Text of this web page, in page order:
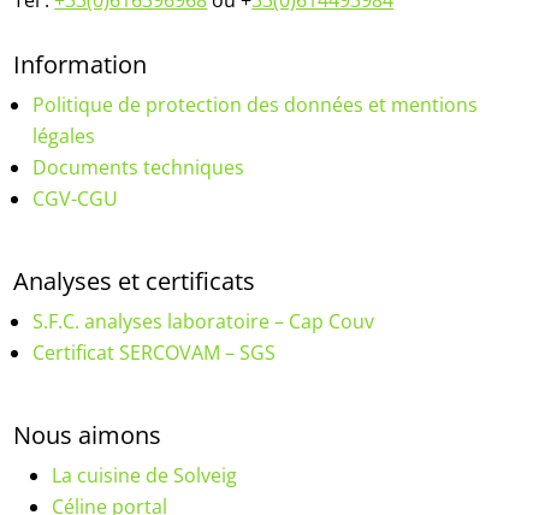
Information
Politique de protection des données et mentions
légales
Documents techniques
CGV-CGU
Analyses et certificats
S.F.C. analyses laboratoire – Cap Couv
Certificat SERCOVAM – SGS
Nous aimons
La cuisine de Solveig
Céline portal